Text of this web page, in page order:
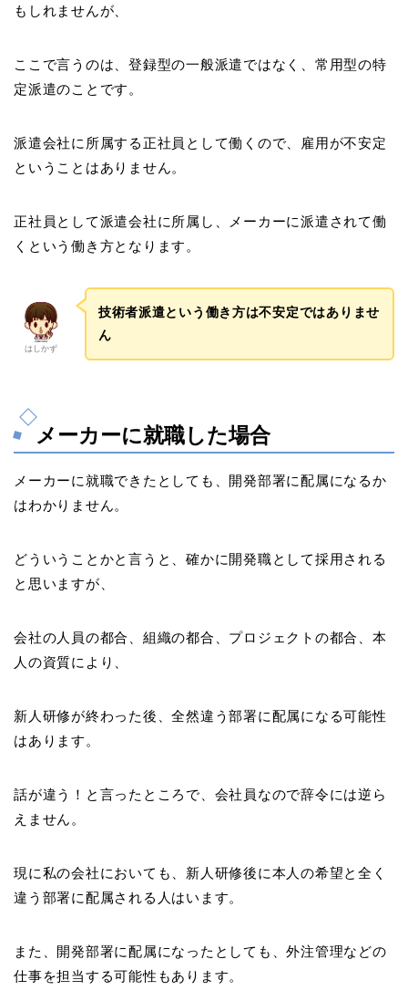
もしれませんが、
ここで言うのは、登録型の一般派遣ではなく、常用型の特
定派遣のことです。
派遣会社に所属する正社員として働くので、雇用が不安定
ということはありません。
正社員として派遣会社に所属し、メーカーに派遣されて働
くという働き方となります。
はしかず
技術者派遣という働き方は不安定ではありませ
ん
メーカーに就職した場合
メーカーに就職できたとしても、開発部署に配属になるか
はわかりません。
どういうことかと言うと、確かに開発職として採用される
と思いますが、
会社の人員の都合、組織の都合、プロジェクトの都合、本
人の資質により、
新人研修が終わった後、全然違う部署に配属になる可能性
はあります。
話が違う！と言ったところで、会社員なので辞令には逆ら
えません。
現に私の会社においても、新人研修後に本人の希望と全く
違う部署に配属される人はいます。
また、開発部署に配属になったとしても、外注管理などの
仕事を担当する可能性もあります。